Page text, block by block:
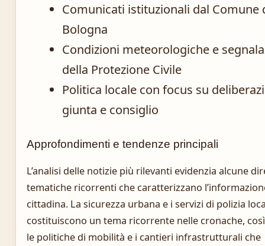
Comunicati istituzionali dal Comune
Bologna
Condizioni meteorologiche e
della Protezione Civile
Politica locale con focus su
giunta e consiglio
Approfondimenti e tendenze principali
L’analisi delle notizie più rilevanti evidenzia alcune
tematiche ricorrenti che caratterizzano
cittadina. La sicurezza urbana e i servizi di polizia
costituiscono un tema ricorrente nelle cronache,
le politiche di mobilità e i cantieri infrastrutturali che